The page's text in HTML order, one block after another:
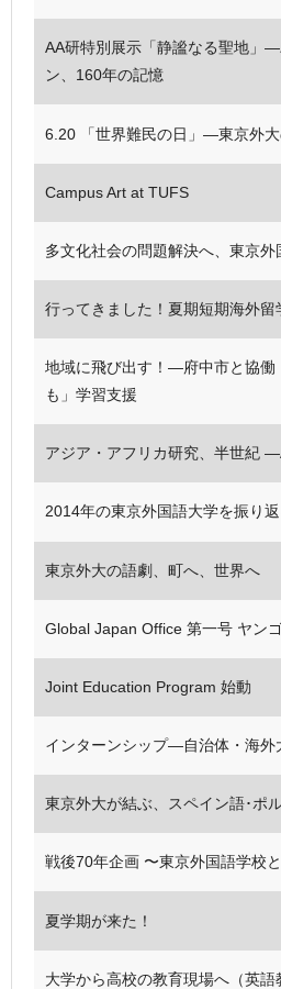
AA研特別展示「静謐なる聖地」
ン、160年の記憶
6.20 「世界難民の日」―東京外
Campus Art at TUFS
多文化社会の問題解決へ、東京外
行ってきました！夏期短期海外留
地域に飛び出す！―府中市と協働
も」学習支援
アジア・アフリカ研究、半世紀
2014年の東京外国語大学を振り返
東京外大の語劇、町へ、世界へ
Global Japan Office 第一号 ヤン
Joint Education Program 始動
インターンシップ―自治体・海外
東京外大が結ぶ、スペイン語･ポ
戦後70年企画 〜東京外国語学校
夏学期が来た！
大学から高校の教育現場へ（英語